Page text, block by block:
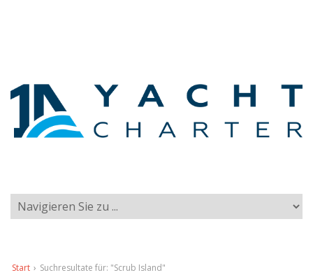
Start › Suchresultate für: "Scrub Island"